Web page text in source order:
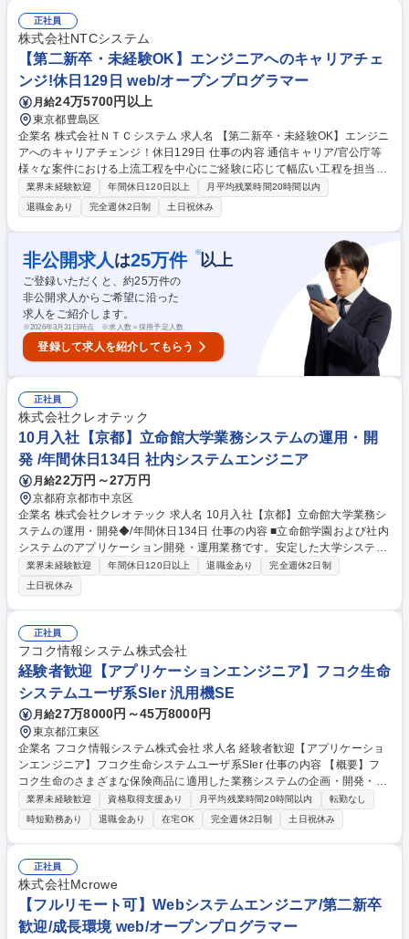
スキル習得研修も豊富にございますので、経験浅くても意欲重視で上流案
件へアサインすることもあります。 【キャリア】管理職としてマネジメン
トを行うポジションやエンジニアとしてプロを目指すポジションなど、希
望に沿ったキャリアを支援します。 募集職種 第二新卒未経験歓迎【大阪/I
Tエンジニア】月残業30H以下/在宅勤務可
正社員
株式会社NTCシステム
【第二新卒・未経験OK】エンジニアへのキャリアチェ
ンジ!休日129日 web/オープンプログラマー
月給24万5700円以上
東京都豊島区
企業名 株式会社ＮＴＣシステム 求人名 【第二新卒・未経験OK】エンジニ
アへのキャリアチェンジ！休日129日 仕事の内容 通信キャリア/官公庁等
様々な案件における上流工程を中心にご経験に応じて幅広い工程を担当い
ただきます。 【魅力】 ■担当いただくフェーズは経験に合わせて様々です
が上流の業務にも携わっていただきます。顧客折衝経験や業務知識も習得
できます。 ■期間は1年～10年以上の大規模長期案件が中心となります。
大きい業務 では10年/50名規模での開発となりますが、開発メンバはロー
テーション を行うので、様々な業務に係わる事が可能です。 募集職種
【第二新卒・未経験OK】エンジニアへのキャリアチェンジ！休日129日
業界未経験歓迎 年間休日120日以上
月平均残業時間20時間以内
退職金あり
完全週休2日制 土日祝休み
非公開求人 は25万件 ※以上
ご登録いただくと、約25万件の
非公開求人からご希望に沿った
求人をご紹介します。
※2026年3月31日時点 ※求人数＝採用予定人数
登録して求人を紹介してもらう
正社員
株式会社クレオテック
10月入社【京都】立命館大学業務システムの運用・開
発 /年間休日134日 社内システムエンジニア
月給22万円～27万円
京都府京都市中京区
企業名 株式会社クレオテック 求人名 10月入社【京都】立命館大学業務シ
ステムの運用・開発◆/年間休日134日 仕事の内容 ■立命館学園および社内
システムのアプリケーション開発・運用業務です。安定した大学システム
を支えるポジションです。長期的に腰を据えてシステムに関わりたい方を
歓迎します。 【具体的な業務】 ・立命館学園の業務システムおよびアプ
リケーションの運用保守開発業務 ・ユーザーからの問い合わせ対応とサポ
ート 等 ・アプリケーションの運用保守、SQLを使用したデータベースの
運用保守 ・アプリケーションの開発 募集職種 10月入社【京都】立命館大
学業務システムの運用・開発◆/年間休日134日
業界未経験歓迎 年間休日120日以上 退職金あり
完全週休2日制
土日祝休み
正社員
フコク情報システム株式会社
経験者歓迎【アプリケーションエンジニア】フコク生命
システムユーザ系SIer 汎用機SE
月給27万8000円～45万8000円
東京都江東区
企業名 フコク情報システム株式会社 求人名 経験者歓迎【アプリケーショ
ンエンジニア】フコク生命システムユーザ系SIer 仕事の内容 【概要】フ
コク生命のさまざまな保険商品に適用した業務システムの企画・開発・保
守を担当。※経験に応じて、メインフレーム系システム(COBOL)またはオ
ープン系システム(Java、C＃、VB、VB.NETなど)を担当 【具体的には】
フコク生命からの仕事がメインで一次請けとして上流工程から参画し、下
流工程まで全ての開発工程を担当します。生命保険のシステムは複雑かつ
大規模である上に、長期的な高い信頼性とセキュリティを必要とするた
め、高い技術力が求められます。 【キャリア】将来的にはプロジェクトリ
ーダー・マネージャーとしてマネジメントを中心に、生命保険のシステム
のスペシャリストとしてご活躍頂くことを期待します。 募集職種 経験者
歓迎【アプリケーションエンジニア】フコク生命システムユーザ系SIer
業界未経験歓迎 資格取得支援あり 月平均残業時間20時間以内
転勤なし
時短勤務あり
退職金あり 在宅OK 完全週休2日制 土日祝休み
正社員
株式会社Mcrowe
【フルリモート可】Webシステムエンジニア/第二新卒
歓迎/成長環境 web/オープンプログラマー